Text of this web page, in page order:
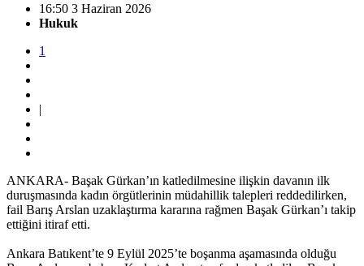
16:50 3 Haziran 2026
Hukuk
1
|
ANKARA- Başak Gürkan’ın katledilmesine ilişkin davanın ilk
duruşmasında kadın örgütlerinin müdahillik talepleri reddedilirken,
fail Barış Arslan uzaklaştırma kararına rağmen Başak Gürkan’ı takip
ettiğini itiraf etti.
Ankara Batıkent’te 9 Eylül 2025’te boşanma aşamasında olduğu